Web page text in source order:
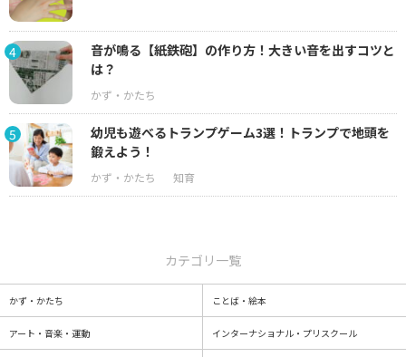
4
音が鳴る【紙鉄砲】の作り方！大きい音を出すコツと
は？
5
幼児も遊べるトランプゲーム3選！トランプで地頭を
鍛えよう！
カテゴリ一覧
かず・かたち ことば・絵本
アート・音楽・運動 インターナショナル・プリスクール